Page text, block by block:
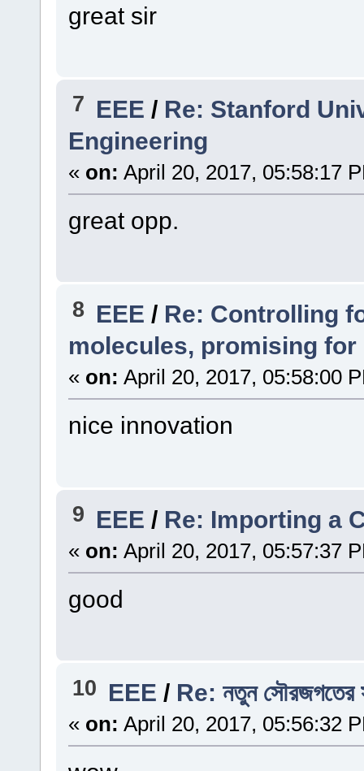
great sir
7 EEE / Re: Stanford
Engineering
« on: April 20, 2017, 05:58:17
great opp.
8 EEE / Re: Controlling
molecules, promising
« on: April 20, 2017, 05:58:00
nice innovation
9 EEE / Re: Importing a
« on: April 20, 2017, 05:57:37
good
10 EEE / Re: নতুন সৌরজগতের
« on: April 20, 2017, 05:56:32